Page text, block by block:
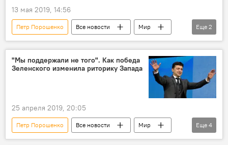
13 мая 2019, 14:56
Петр Порошенко Все новости
Мир
Общество
Украина
Еще 2
"Мы поддержали не того". Как победа
Зеленского изменила риторику Запада
25 апреля 2019, 20:05
Петр Порошенко Все новости
Мир
Аналитика
Украина
США
Еще 4